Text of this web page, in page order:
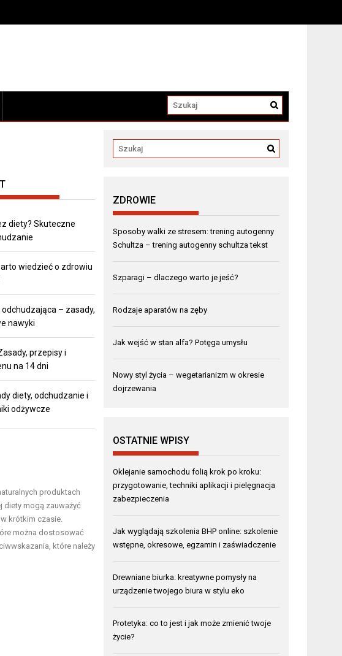
diety? Skuteczne
wiedzieć o zdrowiu
– zasady,
nawyki
przepisy i
na 14 dni
diety, odchudzanie i
odżywcze
produktach
diety mogą zauważyć
krótkim czasie.
można dostosować
które należy
ZDROWIE
Sposoby walki ze stresem: trening autogenny
Schultza – trening autogenny schultza tekst
Szparagi – dlaczego warto je jeść?
Rodzaje aparatów na zęby
Jak wejść w stan alfa? Potęga umysłu
Nowy styl życia – wegetarianizm w okresie
dojrzewania
OSTATNIE WPISY
Oklejanie samochodu folią krok po kroku:
przygotowanie, techniki aplikacji i pielęgnacja
zabezpieczenia
Jak wyglądają szkolenia BHP online: szkolenie
wstępne, okresowe, egzamin i zaświadczenie
Drewniane biurka: kreatywne pomysły na
urządzenie twojego biura w stylu eko
Protetyka: co to jest i jak może zmienić twoje
życie?